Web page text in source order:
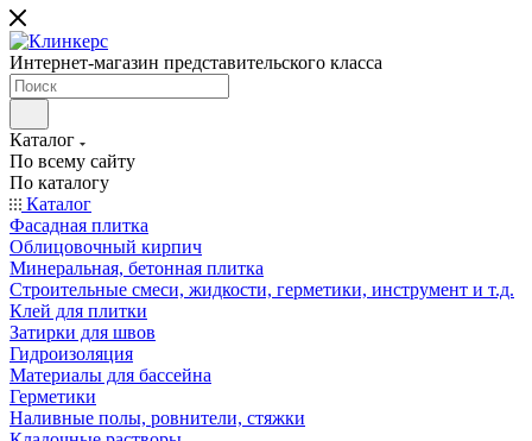
Интернет-магазин представительского класса
Каталог
По всему сайту
По каталогу
Каталог
Фасадная плитка
Облицовочный кирпич
Минеральная, бетонная плитка
Строительные смеси, жидкости, герметики, инструмент и т.д.
Клей для плитки
Затирки для швов
Гидроизоляция
Материалы для бассейна
Герметики
Наливные полы, ровнители, стяжки